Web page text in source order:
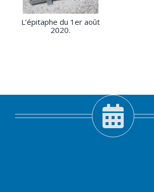
L’épitaphe du 1er août
2020.